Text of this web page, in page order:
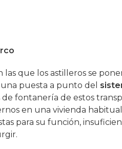
las que los astilleros se
puesta a punto del
de fontanería de estos
en una vivienda
para su función,